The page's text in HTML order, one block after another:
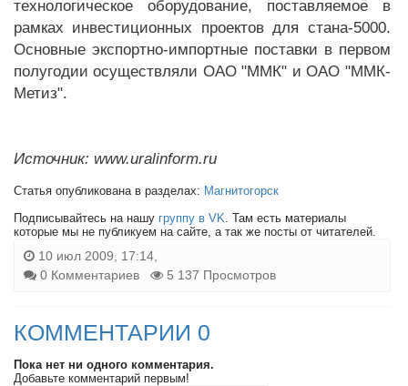
технологическое оборудование, поставляемое в
рамках инвестиционных проектов для стана-5000.
Основные экспортно-импортные поставки в первом
полугодии осуществляли ОАО "ММК" и ОАО "ММК-
Метиз".
Источник: www.uralinform.ru
Статья опубликована в разделах: Магнитогорск
Подписывайтесь на нашу группу в VK. Там есть материалы
которые мы не публикуем на сайте, а так же посты от читателей.
10 июл 2009, 17:14,
0 Комментариев
5 137 Просмотров
КОММЕНТАРИИ 0
Пока нет ни одного комментария.
Добавьте комментарий первым!